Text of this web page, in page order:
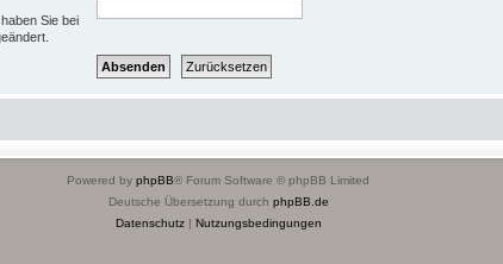
Sie bei
Powered by phpBB® Forum Software © phpBB Limited
Deutsche Übersetzung durch phpBB.de
Datenschutz| Nutzungsbedingungen